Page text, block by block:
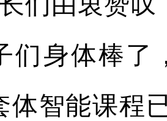
们身体棒了
体智能课程